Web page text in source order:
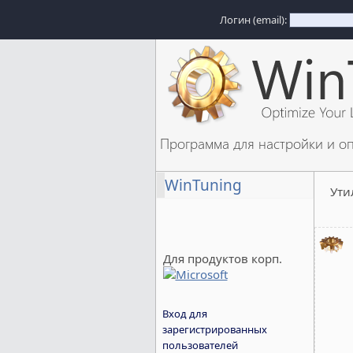
Логин (email):
Программа для настройки и
WinTuning
Для продуктов корп.
Вход для
зарегистрированных
пользователей